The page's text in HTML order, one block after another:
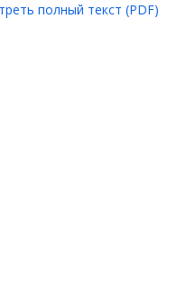
полный текст (PDF)